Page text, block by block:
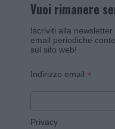
Vuoi rimanere
Iscriviti alla
email periodiche
sul sito web!
Indirizzo email *
Privacy